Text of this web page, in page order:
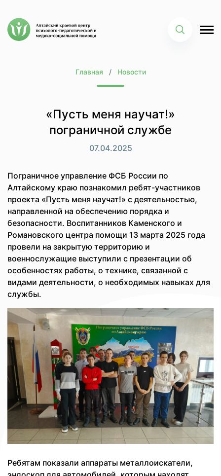
Главная Новости
«Пусть меня научат!»
пограничной службе
07.04.2025
Пограничное управление ФСБ России по
Алтайскому краю познакомил ребят-участников
проекта «Пусть меня научат!» с деятельностью,
направленной на обеспечению порядка и
безопасности. Воспитанников Каменского и
Романовского центра помощи 13 марта 2025 года
провели на закрытую территорию и
военнослужащие выступили с презентации об
особенностях работы, о технике, связанной с
видами деятельности, о необходимых навыках для
службы.
Ребятам показали аппараты металлоискатели,